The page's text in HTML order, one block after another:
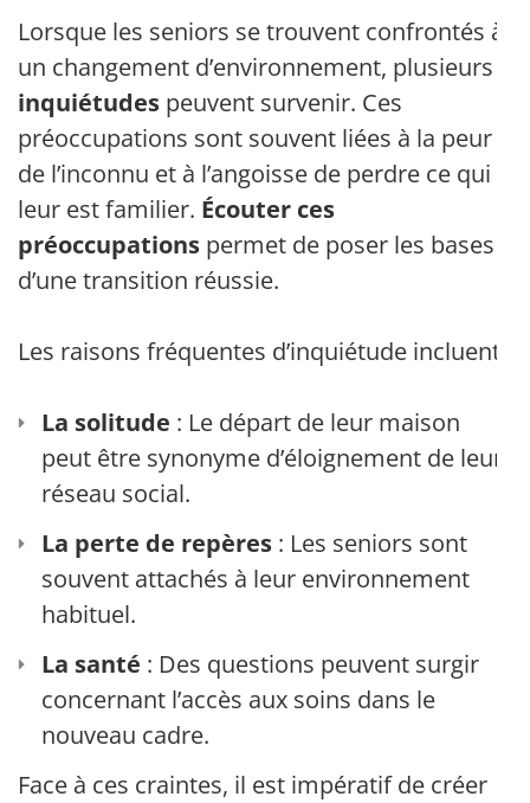
Lorsque les seniors se trouvent confrontés à
un changement d’environnement, plusieurs
inquiétudes peuvent survenir. Ces
préoccupations sont souvent liées à la peur
de l’inconnu et à l’angoisse de perdre ce qui
leur est familier. Écouter ces
préoccupations permet de poser les bases
d’une transition réussie.
Les raisons fréquentes d’inquiétude incluent :
La solitude : Le départ de leur maison
peut être synonyme d’éloignement de leur
réseau social.
La perte de repères : Les seniors sont
souvent attachés à leur environnement
habituel.
La santé : Des questions peuvent surgir
concernant l’accès aux soins dans le
nouveau cadre.
Face à ces craintes, il est impératif de créer